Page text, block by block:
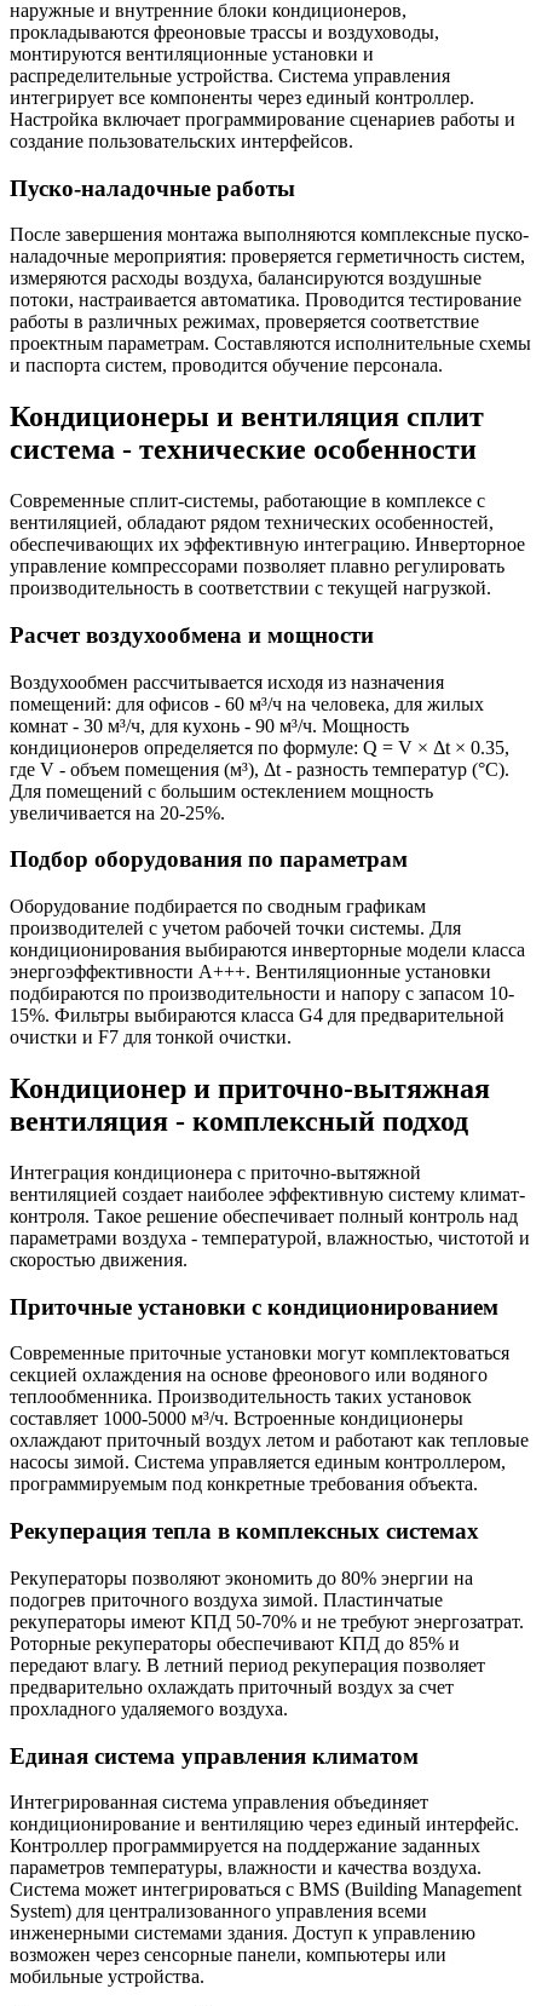
наружные и внутренние блоки кондиционеров,
прокладываются фреоновые трассы и воздуховоды,
монтируются вентиляционные установки и
распределительные устройства. Система управления
интегрирует все компоненты через единый контроллер.
Настройка включает программирование сценариев работы и
создание пользовательских интерфейсов.
Пуско-наладочные работы
После завершения монтажа выполняются комплексные пуско-
наладочные мероприятия: проверяется герметичность систем,
измеряются расходы воздуха, балансируются воздушные
потоки, настраивается автоматика. Проводится тестирование
работы в различных режимах, проверяется соответствие
проектным параметрам. Составляются исполнительные схемы
и паспорта систем, проводится обучение персонала.
Кондиционеры и вентиляция сплит
система - технические особенности
Современные сплит-системы, работающие в комплексе с
вентиляцией, обладают рядом технических особенностей,
обеспечивающих их эффективную интеграцию. Инверторное
управление компрессорами позволяет плавно регулировать
производительность в соответствии с текущей нагрузкой.
Расчет воздухообмена и мощности
Воздухообмен рассчитывается исходя из назначения
помещений: для офисов - 60 м³/ч на человека, для жилых
комнат - 30 м³/ч, для кухонь - 90 м³/ч. Мощность
кондиционеров определяется по формуле: Q = V × Δt × 0.35,
где V - объем помещения (м³), Δt - разность температур (°C).
Для помещений с большим остеклением мощность
увеличивается на 20-25%.
Подбор оборудования по параметрам
Оборудование подбирается по сводным графикам
производителей с учетом рабочей точки системы. Для
кондиционирования выбираются инверторные модели класса
энергоэффективности А+++. Вентиляционные установки
подбираются по производительности и напору с запасом 10-
15%. Фильтры выбираются класса G4 для предварительной
очистки и F7 для тонкой очистки.
Кондиционер и приточно-вытяжная
вентиляция - комплексный подход
Интеграция кондиционера с приточно-вытяжной
вентиляцией создает наиболее эффективную систему климат-
контроля. Такое решение обеспечивает полный контроль над
параметрами воздуха - температурой, влажностью, чистотой и
скоростью движения.
Приточные установки с кондиционированием
Современные приточные установки могут комплектоваться
секцией охлаждения на основе фреонового или водяного
теплообменника. Производительность таких установок
составляет 1000-5000 м³/ч. Встроенные кондиционеры
охлаждают приточный воздух летом и работают как тепловые
насосы зимой. Система управляется единым контроллером,
программируемым под конкретные требования объекта.
Рекуперация тепла в комплексных системах
Рекуператоры позволяют экономить до 80% энергии на
подогрев приточного воздуха зимой. Пластинчатые
рекуператоры имеют КПД 50-70% и не требуют энергозатрат.
Роторные рекуператоры обеспечивают КПД до 85% и
передают влагу. В летний период рекуперация позволяет
предварительно охлаждать приточный воздух за счет
прохладного удаляемого воздуха.
Единая система управления климатом
Интегрированная система управления объединяет
кондиционирование и вентиляцию через единый интерфейс.
Контроллер программируется на поддержание заданных
параметров температуры, влажности и качества воздуха.
Система может интегрироваться с BMS (Building Management
System) для централизованного управления всеми
инженерными системами здания. Доступ к управлению
возможен через сенсорные панели, компьютеры или
мобильные устройства.